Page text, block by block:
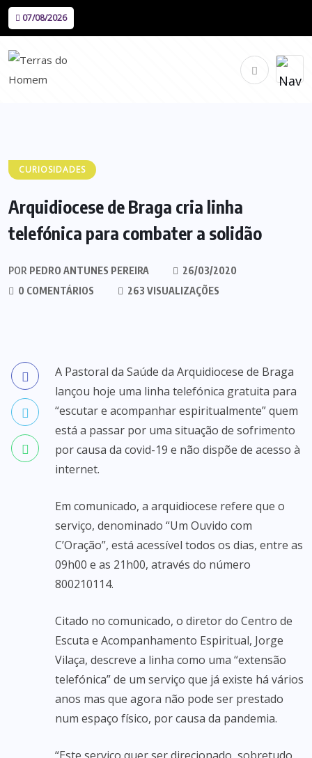
07/08/2026
CURIOSIDADES
Arquidiocese de Braga cria linha
telefónica para combater a solidão
POR PEDRO ANTUNES PEREIRA
26/03/2020
0 COMENTÁRIOS
263 VISUALIZAÇÕES
A Pastoral da Saúde da Arquidiocese de Braga
lançou hoje uma linha telefónica gratuita para
“escutar e acompanhar espiritualmente” quem
está a passar por uma situação de sofrimento
por causa da covid-19 e não dispõe de acesso à
internet.
Em comunicado, a arquidiocese refere que o
serviço, denominado “Um Ouvido com
C’Oração”, está acessível todos os dias, entre as
09h00 e as 21h00, através do número
800210114.
Citado no comunicado, o diretor do Centro de
Escuta e Acompanhamento Espiritual, Jorge
Vilaça, descreve a linha como uma “extensão
telefónica” de um serviço que já existe há vários
anos mas que agora não pode ser prestado
num espaço físico, por causa da pandemia.